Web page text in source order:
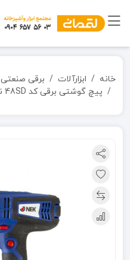
خانه ابزارآلات
برقی صنعتی
پیچ گوشتی برقی کد 48SD نک NEK